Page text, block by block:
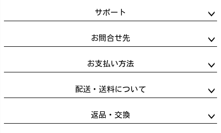
サポート
お問合せ先
お支払い方法
配送・送料について
返品・交換